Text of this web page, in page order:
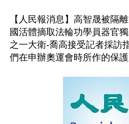
【人民報消息】高智晟被隔
國活體摘取法輪功學員器官
之一大衛-喬高接受記者採訪
們在申辦奧運會時所作的保護